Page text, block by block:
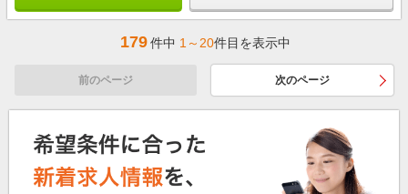
179件中 1～20件目を表示中
前のページ 次のページ